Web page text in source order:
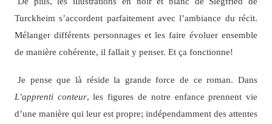
Turckheim s’accordent parfaitement avec l’ambiance du récit.
Mélanger différents personnages et les faire évoluer ensemble
de manière cohérente, il fallait y penser. Et ça fonctionne!
Je pense que là réside la grande force de ce roman. Dans
L’apprenti conteur, les figures de notre enfance prennent vie
d’une manière qui leur est propre; indépendamment des attentes